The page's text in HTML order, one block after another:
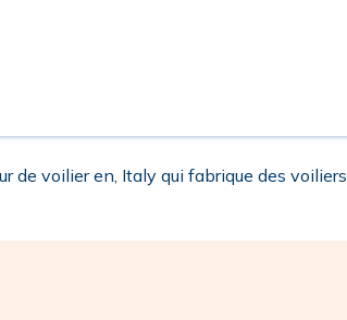
de voilier en, Italy qui fabrique des voiliers